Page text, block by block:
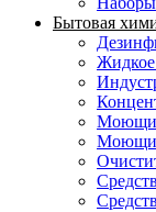
Бытовая
Моющие